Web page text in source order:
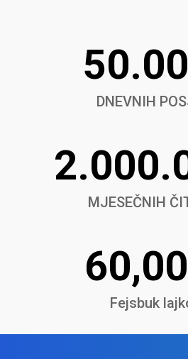
DNEVNIH
MJESEČNIH
Fejsbuk